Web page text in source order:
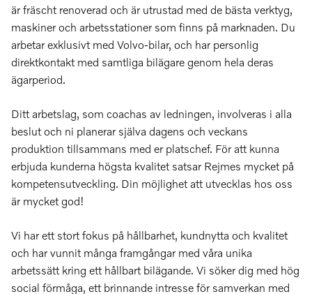
är fräscht renoverad och är utrustad med de bästa verktyg,
maskiner och arbetsstationer som finns på marknaden. Du
arbetar exklusivt med Volvo-bilar, och har personlig
direktkontakt med samtliga bilägare genom hela deras
ägarperiod.
Ditt arbetslag, som coachas av ledningen, involveras i alla
beslut och ni planerar själva dagens och veckans
produktion tillsammans med er platschef. För att kunna
erbjuda kunderna högsta kvalitet satsar Rejmes mycket på
kompetensutveckling. Din möjlighet att utvecklas hos oss
är mycket god!
Vi har ett stort fokus på hållbarhet, kundnytta och kvalitet
och har vunnit många framgångar med våra unika
arbetssätt kring ett hållbart bilägande. Vi söker dig med hög
social förmåga, ett brinnande intresse för samverkan med